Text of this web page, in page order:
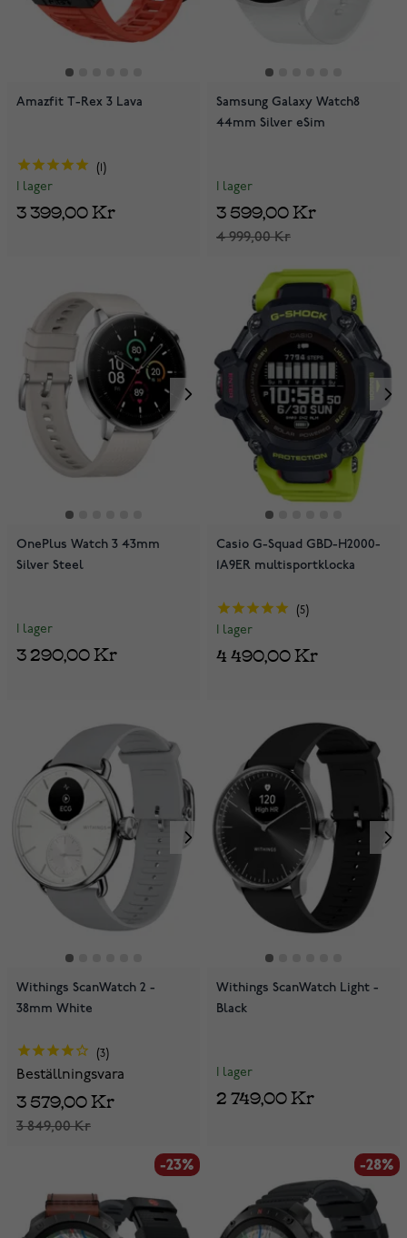
Amazfit T-Rex 3 Lava
I lager
3 399,00 Kr
Samsung Galaxy Watch8
44mm Silver eSim
I lager
4 999,00 Kr
3 599,00 Kr
OnePlus Watch 3 43mm
Silver Steel
I lager
3 290,00 Kr
Casio G-Squad GBD-H2000-
1A9ER multisportklocka
5
I lager
4 490,00 Kr
Withings ScanWatch 2 -
38mm White
3
Beställningsvara
3 849,00 Kr
3 579,00 Kr
Withings ScanWatch Light -
Black
I lager
2 749,00 Kr
-23% -28%